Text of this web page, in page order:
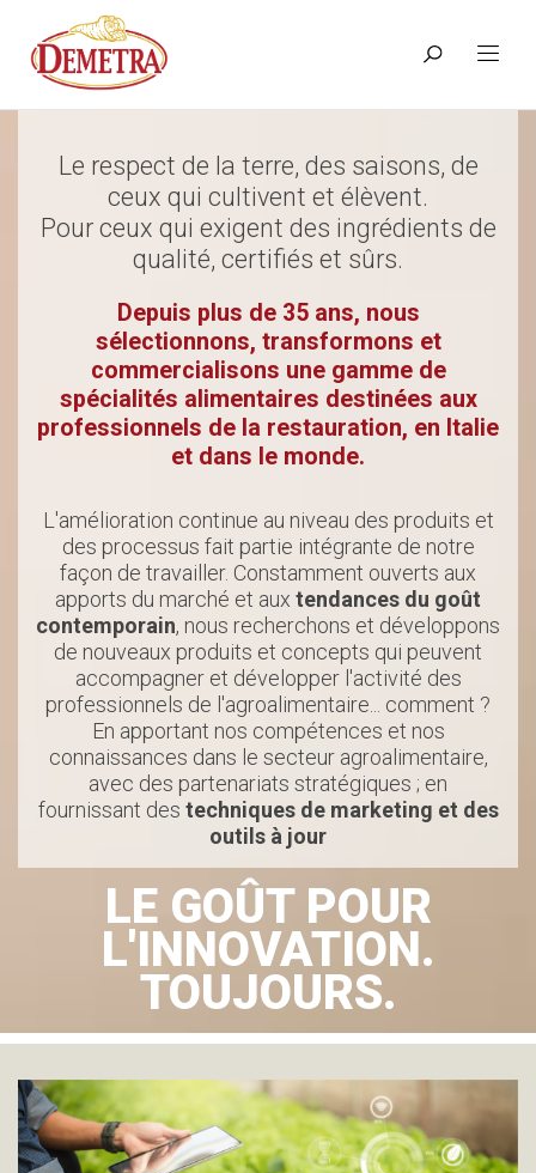
Le respect de la terre, des saisons, de
ceux qui cultivent et élèvent.
Pour ceux qui exigent des ingrédients de
qualité, certifiés et sûrs.
Depuis plus de 35 ans, nous
sélectionnons, transformons et
commercialisons une gamme de
spécialités alimentaires destinées aux
professionnels de la restauration, en Italie
et dans le monde.
L'amélioration continue au niveau des produits et
des processus fait partie intégrante de notre
façon de travailler. Constamment ouverts aux
apports du marché et aux tendances du goût
contemporain, nous recherchons et développons
de nouveaux produits et concepts qui peuvent
accompagner et développer l'activité des
professionnels de l'agroalimentaire... comment ?
En apportant nos compétences et nos
connaissances dans le secteur agroalimentaire,
avec des partenariats stratégiques ; en
fournissant des techniques de marketing et des
outils à jour
LE GOÛT POUR
L'INNOVATION.
TOUJOURS.